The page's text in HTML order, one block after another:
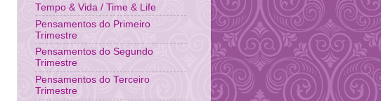
Tempo & Vida / Time & Life
Pensamentos do Primeiro
Trimestre
Pensamentos do Segundo
Trimestre
Pensamentos do Terceiro
Trimestre